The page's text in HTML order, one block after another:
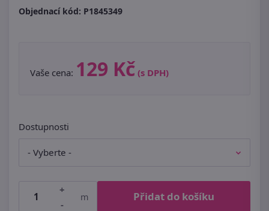
Objednací kód: P1845349
Vaše cena: 129 Kč (s DPH)
Dostupnosti
+
-
m Přidat do košíku